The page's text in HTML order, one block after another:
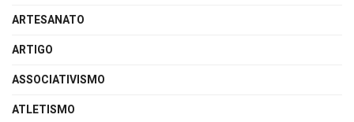
ARTESANATO
ARTIGO
ASSOCIATIVISMO
ATLETISMO